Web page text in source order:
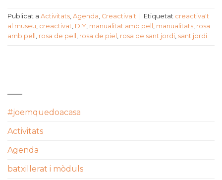
Publicat a Activitats, Agenda, Creactiva't Etiquetat creactiva't
al museu, creactivat, DIY, manualitat amb pell , manualitats, rosa
amb pell , rosa de pell , rosa de piel , rosa de sant jordi, sant jordi
#joemquedoacasa
Activitats
Agenda
batxillerat i mòduls